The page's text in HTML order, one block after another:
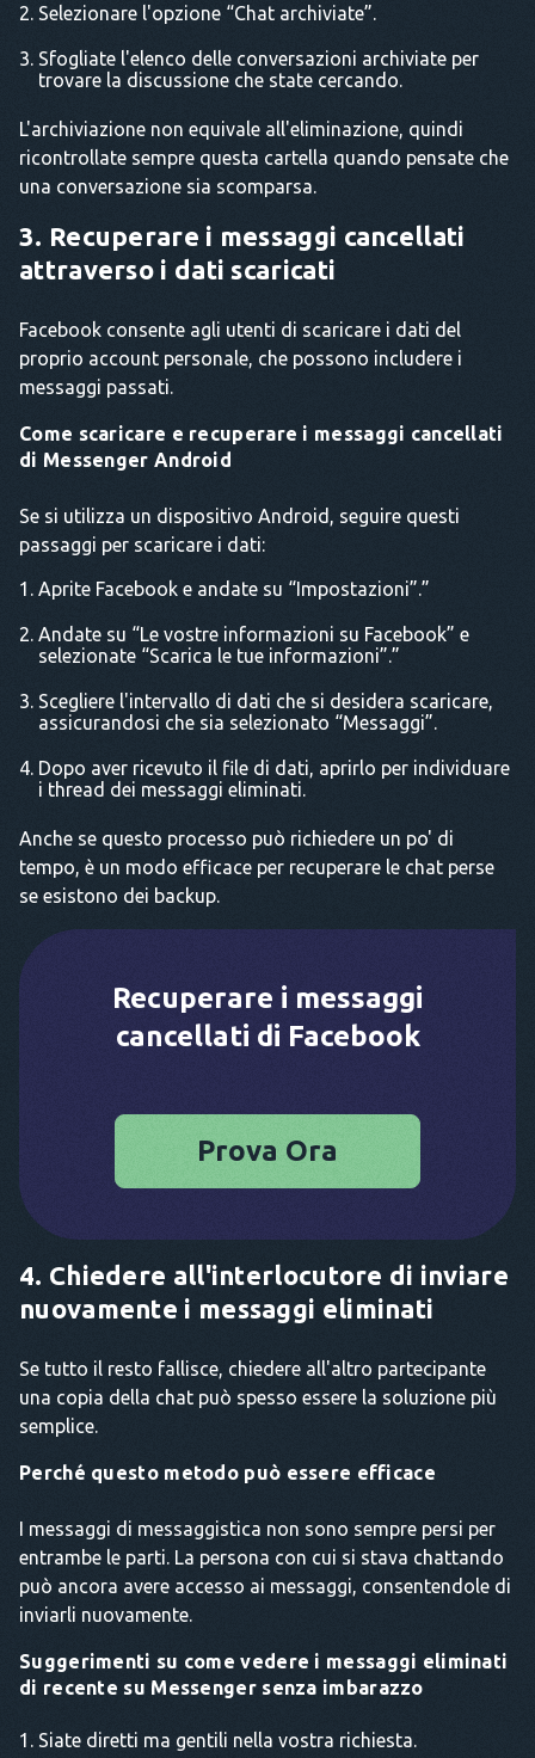
Selezionare l'opzione “Chat archiviate”.
Sfogliate l'elenco delle conversazioni archiviate per
trovare la discussione che state cercando.
L'archiviazione non equivale all'eliminazione, quindi
ricontrollate sempre questa cartella quando pensate che
una conversazione sia scomparsa.
3. Recuperare i messaggi cancellati
attraverso i dati scaricati
Facebook consente agli utenti di scaricare i dati del
proprio account personale, che possono includere i
messaggi passati.
Come scaricare e recuperare i messaggi cancellati
di Messenger Android
Se si utilizza un dispositivo Android, seguire questi
passaggi per scaricare i dati:
Aprite Facebook e andate su “Impostazioni”.”
Andate su “Le vostre informazioni su Facebook” e
selezionate “Scarica le tue informazioni”.”
Scegliere l'intervallo di dati che si desidera scaricare,
assicurandosi che sia selezionato “Messaggi”.
Dopo aver ricevuto il file di dati, aprirlo per individuare
i thread dei messaggi eliminati.
Anche se questo processo può richiedere un po' di
tempo, è un modo efficace per recuperare le chat perse
se esistono dei backup.
Recuperare i messaggi
cancellati di Facebook
Prova Ora
4. Chiedere all'interlocutore di inviare
nuovamente i messaggi eliminati
Se tutto il resto fallisce, chiedere all'altro partecipante
una copia della chat può spesso essere la soluzione più
semplice.
Perché questo metodo può essere efficace
I messaggi di messaggistica non sono sempre persi per
entrambe le parti. La persona con cui si stava chattando
può ancora avere accesso ai messaggi, consentendole di
inviarli nuovamente.
Suggerimenti su come vedere i messaggi eliminati
di recente su Messenger senza imbarazzo
Siate diretti ma gentili nella vostra richiesta.